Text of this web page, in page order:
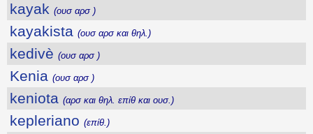
kayak (ουσ αρσ )
kayakista (ουσ αρσ και θηλ.)
kedivè (ουσ αρσ )
Kenia (ουσ αρσ )
keniota (αρσ και θηλ. επίθ και ουσ.)
kepleriano (επίθ.)